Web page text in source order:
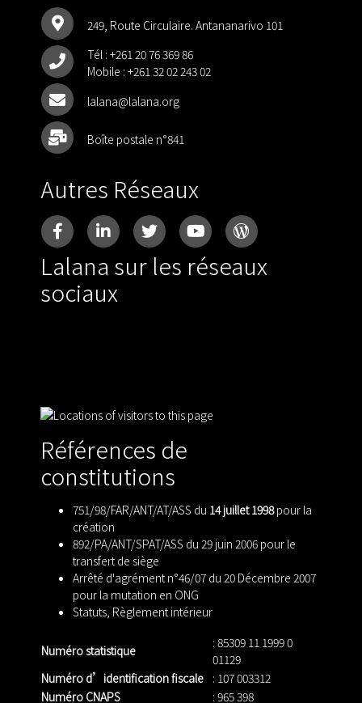
249, Route Circulaire. Antananarivo 101
Tél : +261 20 76 369 86
Mobile : +261 32 02 243 02
lalana@lalana.org
Boîte postale n°841
Autres Réseaux
Lalana sur les réseaux
sociaux
Références de
constitutions
751/98/FAR/ANT/AT/ASS du 14 juillet 1998pour la
création
892/PA/ANT/SPAT/ASS du 29 juin 2006 pour le
transfert de siège
Arrêté d'agrément n°46/07 du 20 Décembre 2007
pour la mutation en ONG
Statuts Règlement intérieur
Numéro statistique
: 85309 11 1999 0
01129
Numéro d’identification fiscale : 107 003312
Numéro CNAPS
: 965 398